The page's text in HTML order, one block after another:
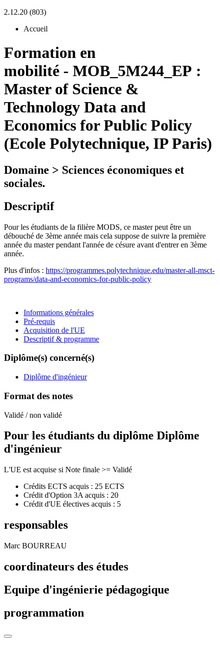
2.12.20 (803)
Accueil
Formation en
mobilité - MOB_5M244_EP :
Master of Science &
Technology Data and
Economics for Public Policy
(Ecole Polytechnique, IP Paris)
Domaine > Sciences économiques et
sociales.
Descriptif
Pour les étudiants de la filière MODS, ce master peut être un
débouché de 3ème année mais cela suppose de suivre la première
année du master pendant l'année de césure avant d'entrer en 3ème
année.
Plus d'infos : https://programmes.polytechnique.edu/master-all-msct-
programs/data-and-economics-for-public-policy
Informations générales
Pré-requis
Acquisition de l'UE
Descriptif & programme
Diplôme(s) concerné(s)
Diplôme d'ingénieur
Format des notes
Validé / non validé
Pour les étudiants du diplôme Diplôme
d'ingénieur
L'UE est acquise si Note finale >= Validé
Crédits ECTS acquis : 25 ECTS
Crédit d'Option 3A acquis : 20
Crédit d'UE électives acquis : 5
responsables
Marc BOURREAU
coordinateurs des études
Equipe d'ingénierie pédagogique
programmation